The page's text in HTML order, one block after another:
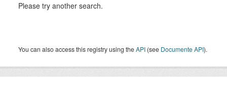
Please try another search.
You can also access this registry using theAPI (see Documente API).